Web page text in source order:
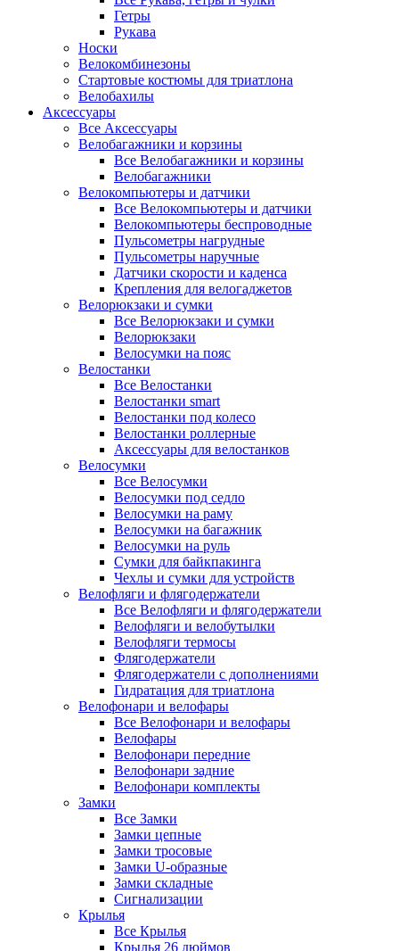
Гетры
Рукава
Носки
Велокомбинезоны
Стартовые костюмы для триатлона
Велобахилы
Аксессуары
Все Аксессуары
Велобагажники и корзины
Все Велобагажники и корзины
Велобагажники
Велокомпьютеры и датчики
Все Велокомпьютеры и датчики
Велокомпьютеры беспроводные
Пульсометры нагрудные
Пульсометры наручные
Датчики скорости и каденса
Крепления для велогаджетов
Велорюкзаки и сумки
Все Велорюкзаки и сумки
Велорюкзаки
Велосумки на пояс
Велостанки
Все Велостанки
Велостанки smart
Велостанки под колесо
Велостанки роллерные
Аксессуары для велостанков
Велосумки
Все Велосумки
Велосумки под седло
Велосумки на раму
Велосумки на багажник
Велосумки на руль
Сумки для байкпакинга
Чехлы и сумки для устройств
Велофляги и флягодержатели
Все Велофляги и флягодержатели
Велофляги и велобутылки
Велофляги термосы
Флягодержатели
Флягодержатели с дополнениями
Гидратация для триатлона
Велофонари и велофары
Все Велофонари и велофары
Велофары
Велофонари передние
Велофонари задние
Велофонари комплекты
Замки
Все Замки
Замки цепные
Замки тросовые
Замки U-образные
Замки складные
Сигнализации
Крылья
Все Крылья
Крылья 26 дюймов